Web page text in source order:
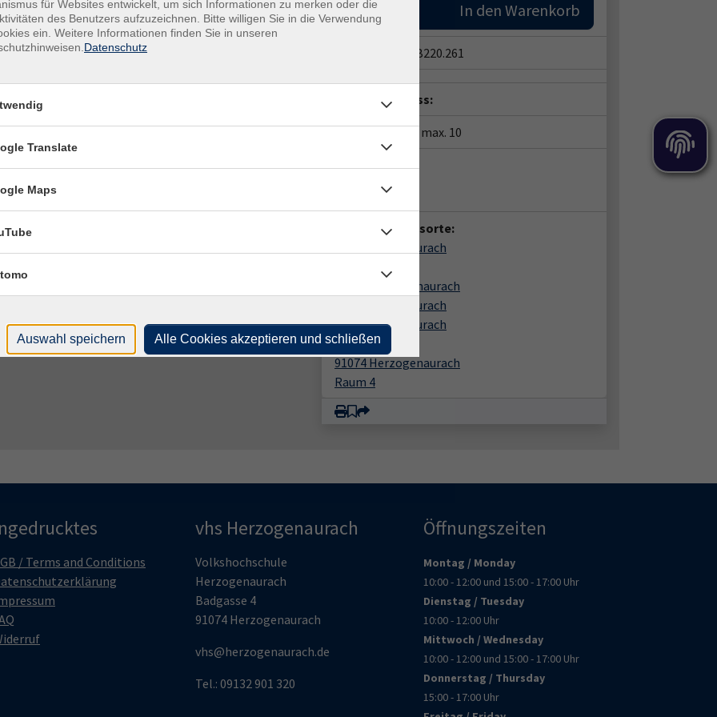
vertrauliche Beratung zwischen Ihnen und unserem
bestimmen Sie selbst (von der Stellenakquise
als Personalleiterin in einem international tätigen
Center und führt Beratungen für Mitarbeiter/-
durch.
in den Räumen der vhs, Badgasse 4 oder
unser Coach jederzeit gerne zur Verfügung.
In den Warenkorb
B220.261
Anmeldeschluss:
Plätze:min. 1 / max. 10
Dozent*in:
Ingrid Schaefer
Veranstaltungsorte:
vhs Herzogenaurach
91074 Herzogenaurach
vhs Herzogenaurach
vhs Herzogenaurach
Badgasse 4
91074 Herzogenaurach
Raum 4
/ Terms and Conditions
vhs Herzogenaurach
Volkshochschule
Herzogenaurach
Badgasse 4
91074 Herzogenaurach
vhs@herzogenaurach.de
Tel.: 09132 901 320
Öffnungszeiten
Montag / Monday
10:00 - 12:00 und 15:00 - 17:00 Uhr
Dienstag / Tuesday
10:00 - 12:00 Uhr
Mittwoch / Wednesday
10:00 - 12:00 und 15:00 - 17:00 Uhr
Donnerstag / Thursday
15:00 - 17:00 Uhr
für Websites entwickelt, um sich Informationen zu merken oder die
des Benutzers aufzuzeichnen. Bitte willigen Sie in die Verwendung
ein. Weitere Informationen finden Sie in unseren
Datenschutz
Translate
Maps
Auswahl speichern Alle Cookies akzeptieren und schließen